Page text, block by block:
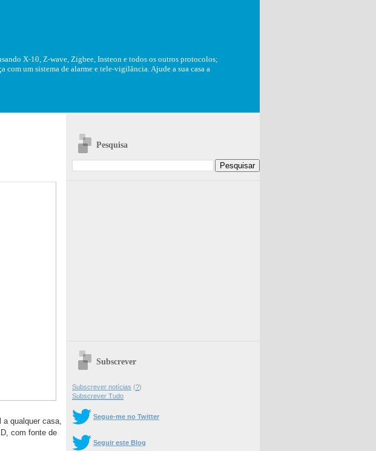
X-10, Z-wave, Zigbee, Insteon e todos os outros protocolos;
com um sistema de alarme e tele-vigilância. Ajude a sua casa a
qualquer casa,
com fonte de
Pesquisa
Subscrever
Subscrever notícias (?)
Subscrever Tudo
Segue-me no Twitter
Seguir este Blog